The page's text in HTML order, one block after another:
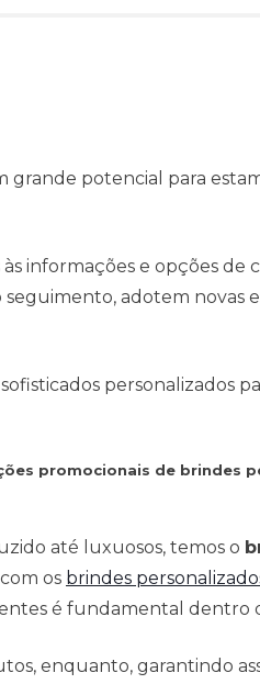
potencial para
informações e opções
adotem novas
personalizados
promocionais de brindes
até luxuosos, temos o
os brindes
é fundamental dentro
enquanto, garantindo